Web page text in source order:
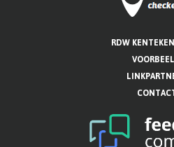
RDW